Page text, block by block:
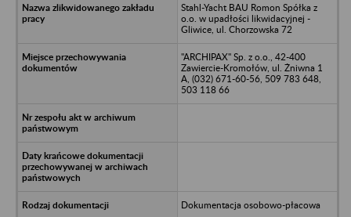
Stahl-Yacht BAU Romon Spółka z
o.o. w upadłości likwidacyjnej -
Gliwice, ul. Chorzowska 72
"ARCHIPAX" Sp. z o.o., 42-400
Zawiercie-Kromołów, ul. Żniwna 1
A, (032) 671-60-56, 509 783 648,
503 118 66
Dokumentacja osobowo-płacowa